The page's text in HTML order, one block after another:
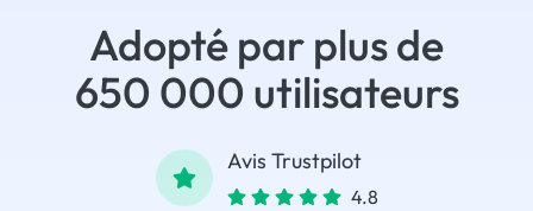
Adopté par plus de
650 000 utilisateurs
Avis Trustpilot
4.8